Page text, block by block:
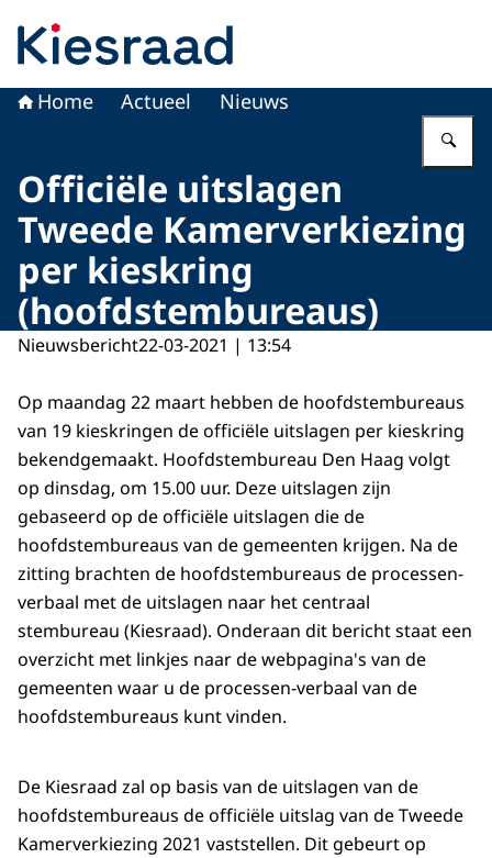
Home Actueel Nieuws
Officiële uitslagen
Tweede Kamerverkiezing
per kieskring
(hoofdstembureaus)
Nieuwsbericht22-03-2021 | 13:54
Op maandag 22 maart hebben de hoofdstembureaus
van 19 kieskringen de officiële uitslagen per kieskring
bekendgemaakt. Hoofdstembureau Den Haag volgt
op dinsdag, om 15.00 uur. Deze uitslagen zijn
gebaseerd op de officiële uitslagen die de
hoofdstembureaus van de gemeenten krijgen. Na de
zitting brachten de hoofdstembureaus de processen-
verbaal met de uitslagen naar het centraal
stembureau (Kiesraad). Onderaan dit bericht staat een
overzicht met linkjes naar de webpagina's van de
gemeenten waar u de processen-verbaal van de
hoofdstembureaus kunt vinden.
De Kiesraad zal op basis van de uitslagen van de
hoofdstembureaus de officiële uitslag van de Tweede
Kamerverkiezing 2021 vaststellen. Dit gebeurt op